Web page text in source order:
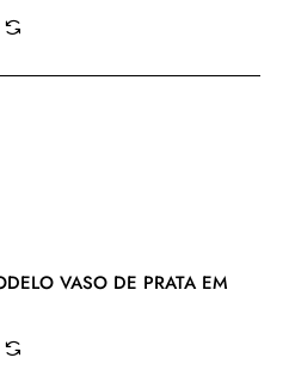
VASO DE PRATA EM